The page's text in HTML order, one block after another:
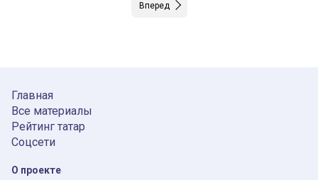
Вперед
Главная
Все материалы
Рейтинг татар
Соцсети
О проекте